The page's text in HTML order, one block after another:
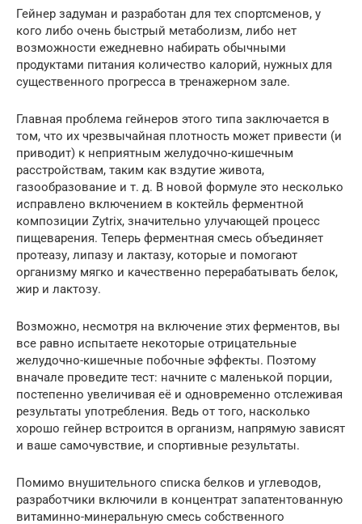
Гейнер задуман и разработан для тех спортсменов, у
кого либо очень быстрый метаболизм, либо нет
возможности ежедневно набирать обычными
продуктами питания количество калорий, нужных для
существенного прогресса в тренажерном зале.
Главная проблема гейнеров этого типа заключается в
том, что их чрезвычайная плотность может привести (и
приводит) к неприятным желудочно-кишечным
расстройствам, таким как вздутие живота,
газообразование и т. д. В новой формуле это несколько
исправлено включением в коктейль ферментной
композиции Zytrix, значительно улучающей процесс
пищеварения. Теперь ферментная смесь объединяет
протеазу, липазу и лактазу, которые и помогают
организму мягко и качественно перерабатывать белок,
жир и лактозу.
Возможно, несмотря на включение этих ферментов, вы
все равно испытаете некоторые отрицательные
желудочно-кишечные побочные эффекты. Поэтому
вначале проведите тест: начните с маленькой порции,
постепенно увеличивая её и одновременно отслеживая
результаты употребления. Ведь от того, насколько
хорошо гейнер встроится в организм, напрямую зависят
и ваше самочувствие, и спортивные результаты.
Помимо внушительного списка белков и углеводов,
разработчики включили в концентрат запатентованную
витаминно-минеральную смесь собственного